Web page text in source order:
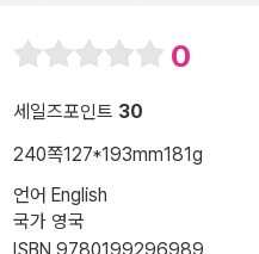
0
세일즈포인트 30
240쪽127*193mm181g
언어 English
국가 영국